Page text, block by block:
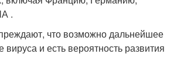
.
что возможно дальнейшее
вируса и есть вероятность развития